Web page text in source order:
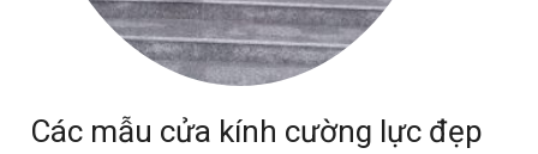
Các mẫu cửa kính cường lực đẹp